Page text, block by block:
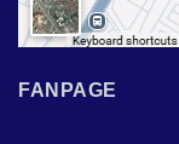
FANPAGE